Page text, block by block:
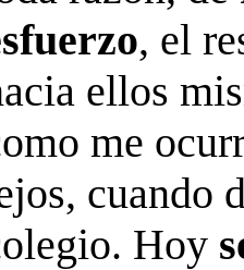
, el
ellos
me
cuando
Hoy